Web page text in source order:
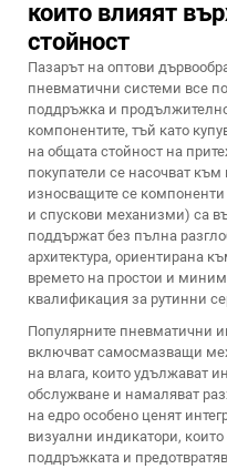
които влияят
стойност
Пазарът на оптови
пневматични системи все
поддръжка и
компонентите, тъй като
на общата стойност на
покупатели се насочват
износващите се
и спускови механизми) са
поддържат без пълна
архитектура, ориентирана
времето на простои и
квалификация за рутинни
Популярните пневматични
включват самосмазващи
на влага, които удължават
обслужване и намаляват
на едро особено ценят
визуални индикатори,
поддръжката и